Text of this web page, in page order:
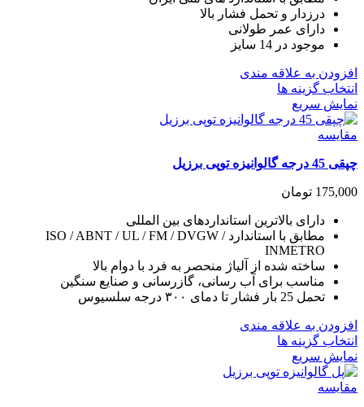
ممکن
است
در
صفحه
انتخاب
شوند
درزدار و تحمل فشار بالا
دارای عمر طولانی
موجود در 14 سایز
افزودن به علاقه مندی
انتخاب گزینه ها
دارای
می
ممکن
است
در
صفحه
محصول
انتخاب
شوند
نمایش سریع
مقايسه
چپقی 45 درجه گالوانیزه توپی برزیل
175,000 تومان
دارای بالاترین استانداردهای بین المللی
مطابق با استاندارد ISO / ABNT / UL / FM / DVGW /
INMETRO
ساخته شده از آلیاژ منحصر به فرد با دوام بالا
مناسب برای آب رسانی، گازرسانی و صنایع سنگین
تحمل 25 بار فشار تا دمای ۳۰۰ درجه سلسیوس
افزودن به علاقه مندی
انتخاب گزینه ها
دارای
نمایش سریع
مقايسه